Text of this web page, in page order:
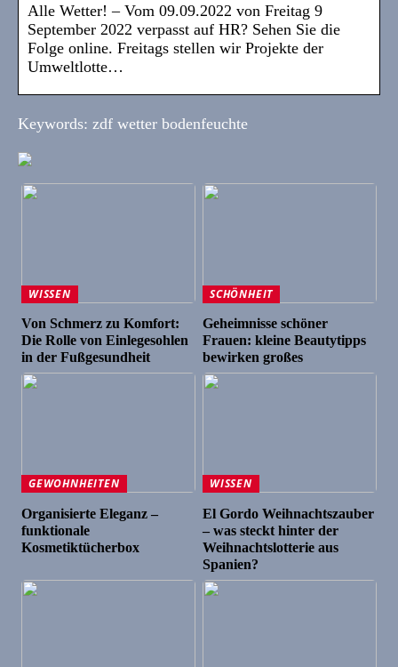
Alle Wetter! – Vom 09.09.2022 von Freitag 9
September 2022 verpasst auf HR? Sehen Sie die
Folge online. Freitags stellen wir Projekte der
Umweltlotte…
Keywords: zdf wetter bodenfeuchte
WISSEN
Von Schmerz zu Komfort:
Die Rolle von Einlegesohlen
in der Fußgesundheit
SCHÖNHEIT
Geheimnisse schöner
Frauen: kleine Beautytipps
bewirken großes
GEWOHNHEITEN
Organisierte Eleganz –
funktionale
Kosmetiktücherbox
WISSEN
El Gordo Weihnachtszauber
– was steckt hinter der
Weihnachtslotterie aus
Spanien?